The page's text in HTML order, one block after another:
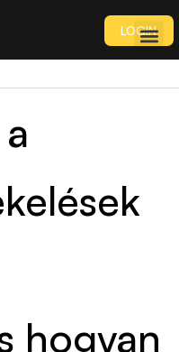
LOGIN
hogyan